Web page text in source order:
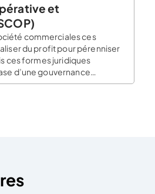
et
commerciales ces
du profit pour pérenniser
ces formes juridiques
d’une gouvernance
sont élus par les salariés)